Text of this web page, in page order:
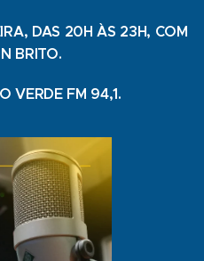
DAS 20H ÀS 23H, COM
BRITO.
VERDE FM 94,1.